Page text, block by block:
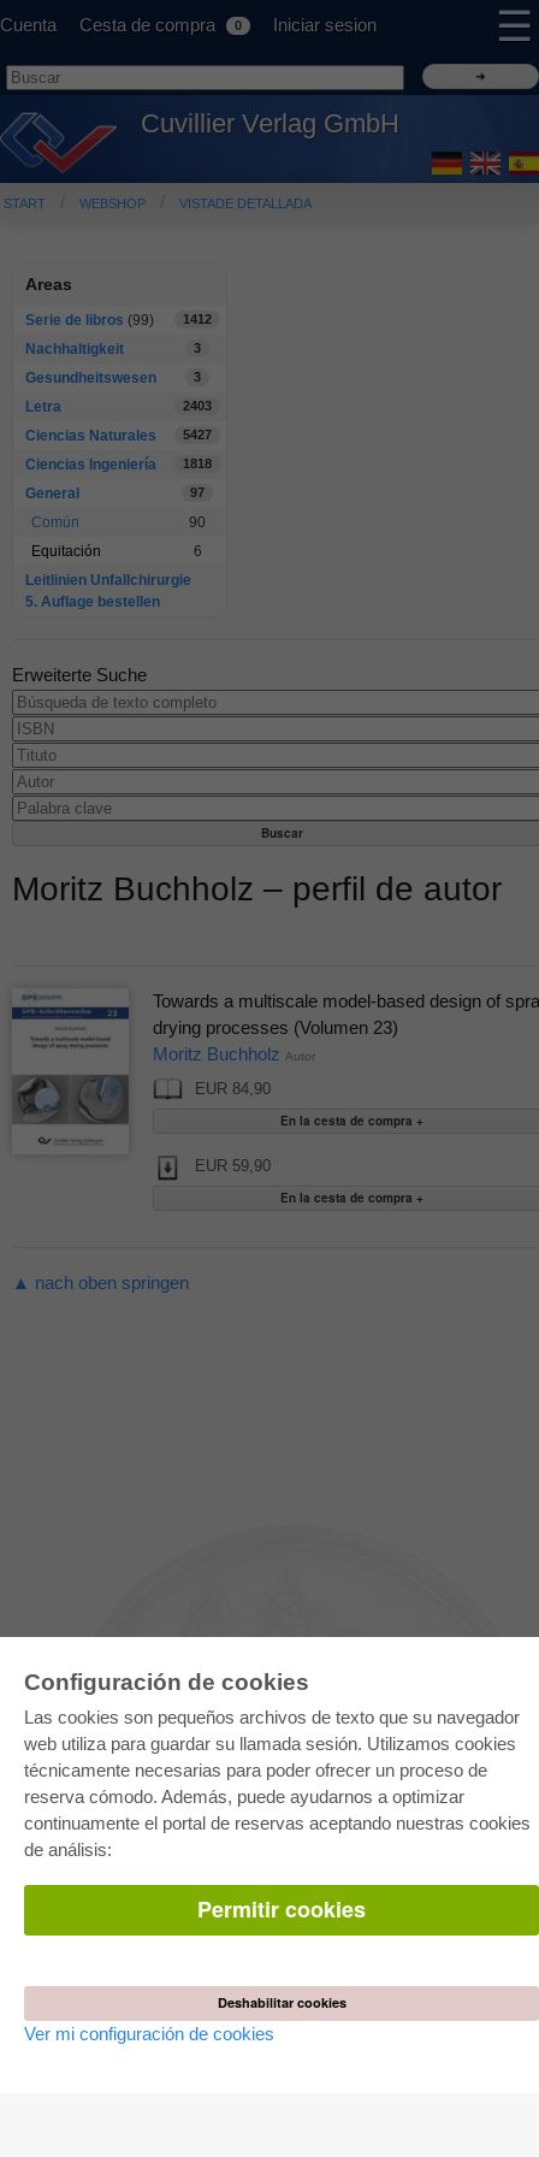
Configuración de cookies
Las cookies son pequeños archivos de texto que su navegador
web utiliza para guardar su llamada sesión. Utilizamos cookies
técnicamente necesarias para poder ofrecer un proceso de
reserva cómodo. Además, puede ayudarnos a optimizar
continuamente el portal de reservas aceptando nuestras cookies
de análisis:
Permitir cookies
Deshabilitar cookies
Ver mi configuración de cookies
Cuenta Cesta de compra 0 Iniciar sesion ☰
Cuvillier Verlag GmbH
START WEBSHOP VISTADE DETALLADA
Areas
Serie de libros (99) 1412
Nachhaltigkeit 3
Gesundheitswesen 3
Letra 2403
Ciencias Naturales 5427
Ciencias Ingeniería 1818
General 97
Común
90
Equitación
6
Leitlinien Unfallchirurgie
5. Auflage bestellen
Erweiterte Suche
Moritz Buchholz – perfil de autor
Towards a multiscale model-based design of
drying processes (Volumen 23)
Moritz Buchholz Autor
EUR 84,90
EUR 59,90
▲ nach oben springen
E-COLLECTION
Paquete de especialidades
Facilitación de E-Books
Preguntas mas frequentes(FAQ)
Condiciones